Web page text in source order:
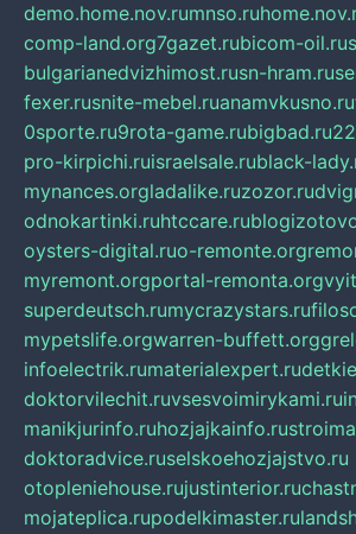
demo.home.nov.rumnso.ru
comp-land.org7gazet.rubicom-oil.ru
bulgarianedvizhimost.rusn-hram.ru
fexer.rusnite-mebel.ruanamvkusno.ru
0sporte.ru9rota-game.rubigbad.ru
pro-kirpichi.ruisraelsale.rublack-
mynances.orgladalike.ruzozor.ru
odnokartinki.ruhtccare.ru
oysters-digital.ruo-remonte.org
myremont.orgportal-remonta.org
superdeutsch.rumycrazystars.ru
mypetslife.orgwarren-buffett.org
infoelectrik.rumaterialexpert.ru
doktorvilechit.ruvsesvoimirykami.ru
manikjurinfo.ruhozjajkainfo.ru
doktoradvice.ruselskoehozjajstvo.ru
otopleniehouse.rujustinterior.ru
mojateplica.rupodelkimaster.ru